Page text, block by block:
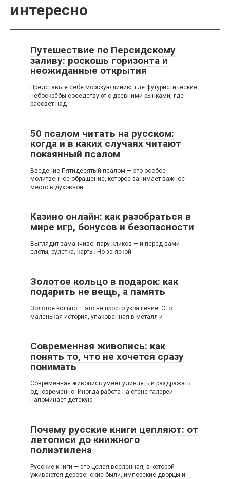
интересно
Путешествие по Персидскому
заливу: роскошь горизонта и
неожиданные открытия
Представьте себе морскую линию, где футуристические
небоскрёбы соседствуют с древними рынками, где
рассвет над
50 псалом читать на русском:
когда и в каких случаях читают
покаянный псалом
Введение Пятидесятый псалом — это особое
молитвенное обращение, которое занимает важное
место в духовной
Казино онлайн: как разобраться в
мире игр, бонусов и безопасности
Выглядит заманчиво: пару кликов — и перед вами
слоты, рулетка, карты. Но за яркой
Золотое кольцо в подарок: как
подарить не вещь, а память
Золотое кольцо — это не просто украшение. Это
маленькая история, упакованная в металл и
Современная живопись: как
понять то, что не хочется сразу
понимать
Современная живопись умеет удивлять и раздражать
одновременно. Иногда работа на стене галереи
напоминает детскую
Почему русские книги цепляют: от
летописи до книжного
полиэтилена
Русские книги — это целая вселенная, в которой
уживаются деревенские были, имперские дворцы и